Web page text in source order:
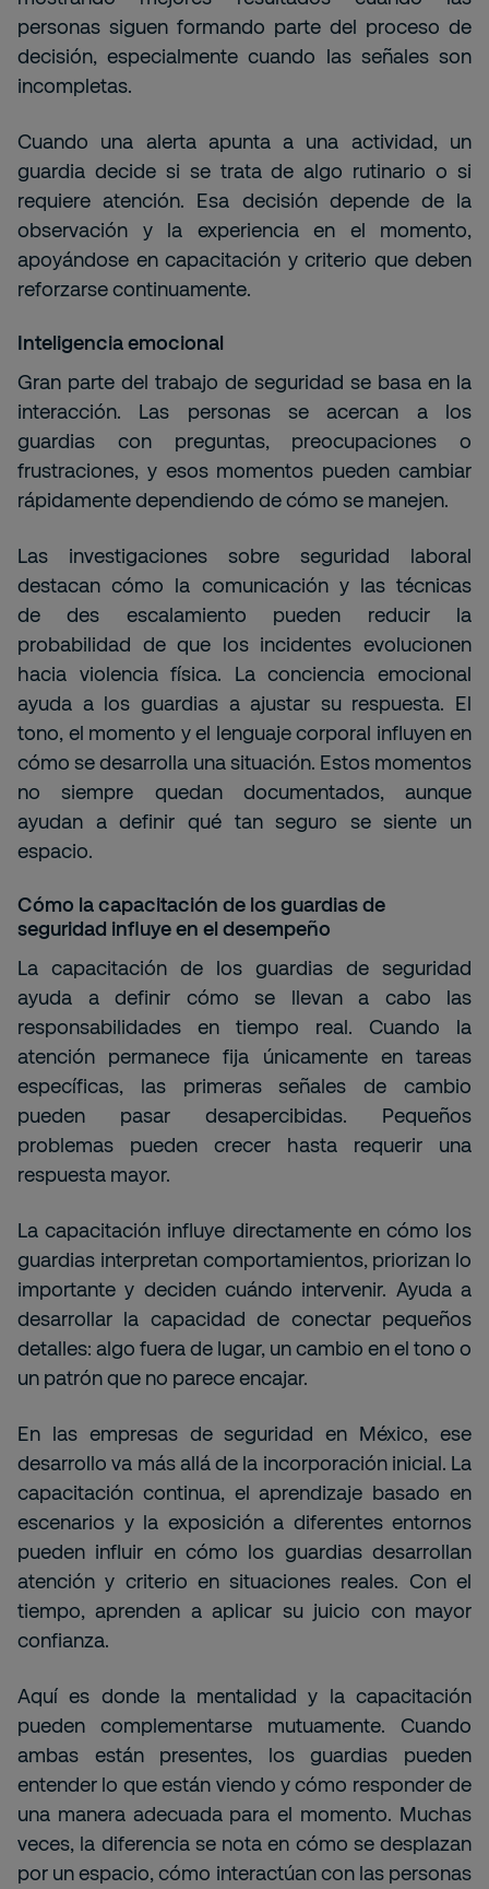
personas siguen formando parte del proceso de
decisión, especialmente cuando las señales son
incompletas.
Cuando una alerta apunta a una actividad, un
guardia decide si se trata de algo rutinario o si
requiere atención. Esa decisión depende de la
observación y la experiencia en el momento,
apoyándose en capacitación y criterio que deben
reforzarse continuamente.
Inteligencia emocional
Gran parte del trabajo de seguridad se basa en la
interacción. Las personas se acercan a los
guardias con preguntas, preocupaciones o
frustraciones, y esos momentos pueden cambiar
rápidamente dependiendo de cómo se manejen.
Las investigaciones sobre seguridad laboral
destacan cómo la comunicación y las técnicas
de
des escalamiento
pueden reducir la
probabilidad de que los incidentes evolucionen
hacia violencia física. La conciencia emocional
ayuda a los guardias a ajustar su respuesta. El
tono, el momento y el lenguaje corporal influyen en
cómo se desarrolla una situación. Estos momentos
no siempre quedan documentados, aunque
ayudan a definir qué tan seguro se siente un
espacio.
Cómo la capacitación de los guardias de
seguridad influye en el desempeño
La capacitación de los guardias de seguridad
ayuda a definir cómo se llevan a cabo las
responsabilidades en tiempo real. Cuando la
atención permanece fija únicamente en tareas
específicas, las primeras señales de cambio
pueden pasar desapercibidas. Pequeños
problemas pueden crecer hasta requerir una
respuesta mayor.
La capacitación influye directamente en cómo los
guardias interpretan comportamientos, priorizan lo
importante y deciden cuándo intervenir. Ayuda a
desarrollar la capacidad de conectar pequeños
detalles: algo fuera de lugar, un cambio en el tono o
un patrón que no parece encajar.
En las empresas de seguridad en México, ese
desarrollo va más allá de la incorporación inicial. La
capacitación continua, el aprendizaje basado en
escenarios y la exposición a diferentes entornos
pueden influir en cómo los guardias desarrollan
atención y criterio en situaciones reales. Con el
tiempo, aprenden a aplicar su juicio con mayor
confianza.
Aquí es donde la mentalidad y la capacitación
pueden complementarse mutuamente. Cuando
ambas están presentes, los guardias pueden
entender lo que están viendo y cómo responder de
una manera adecuada para el momento. Muchas
veces, la diferencia se nota en cómo se desplazan
por un espacio, cómo interactúan con las personas